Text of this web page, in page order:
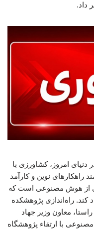
داد.
امروز، کشاورزی با
راهکارهای نوین و کارآمد
از هوش مصنوعی است که
راه‌اندازی پژوهشکده
معاون وزیر جهاد
با ارتقاء پژوهشگاه